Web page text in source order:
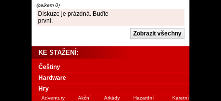
(celkem 0)
Diskuze je prázdná. Buďte
první.
KE STAŽENÍ:
Češtiny
Hardware
Hry
Adventury Akční Arkády Hazardní
Karetní